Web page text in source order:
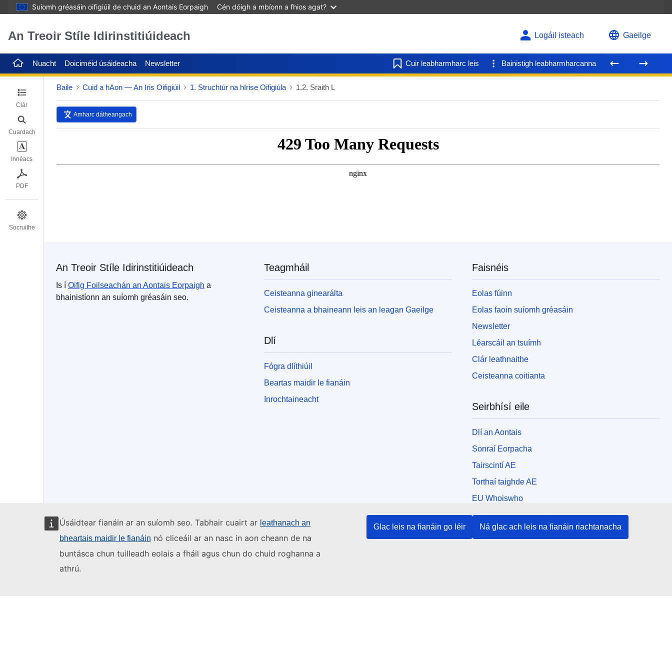
Suíomh gréasáin oifigiúil de chuid an Aontais Eorpaigh Cén dóigh a mbíonn a fhios agat?
Úsáidtear fianáin ar an suíomh seo. Tabhair cuairt ar leathanach an
bheartais maidir le fianáin nó cliceáil ar an nasc in aon cheann de na
buntásca chun tuilleadh eolais a fháil agus chun do chuid roghanna a
athrú.
Glac leis na fianáin go léir Ná glac ach leis na fianáin riachtanacha
An Treoir Stíle Idirinstitiúideach Logáil isteach Gaeilge
Nuacht Doiciméid úsáideacha Newsletter Cuir leabharmharc leis Bainistigh leabharmharcanna
Clár
Cuardach
Innéacs
PDF
Socruithe
Baile Cuid a hAon — An Iris Oifigiúil 1. Struchtúr na hIrise Oifigiúla 1.2. Sraith L
Amharc dátheangach
An Treoir Stíle Idirinstitiúideach
Is í Oifig Foilseachán an Aontais Eorpaigh a
bhainistíonn an suíomh gréasáin seo.
Teagmháil
Ceisteanna ginearálta
Ceisteanna a bhaineann leis an leagan Gaeilge
Dlí
Fógra dlíthiúil
Beartas maidir le fianáin
Inrochtaineacht
Faisnéis
Eolas fúinn
Eolas faoin suíomh gréasáin
Newsletter
Léarscáil an tsuímh
Clár leathnaithe
Ceisteanna coitianta
Seirbhísí eile
Dlí an Aontais
Sonraí Eorpacha
Tairscintí AE
Torthaí taighde AE
EU Whoiswho
Foilseacháin an Aontais
An tAontas Eorpach